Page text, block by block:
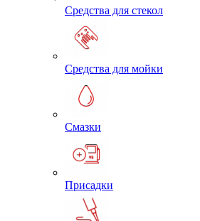
Средства для стекол
Средства для мойки
Смазки
Присадки